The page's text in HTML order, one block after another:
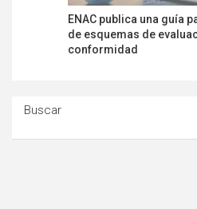
ENAC publica una guía
de esquemas de
conformidad
Buscar